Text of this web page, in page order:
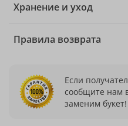
Хранение и уход
Правила возврата
Если
сообщите нам
заменим букет!